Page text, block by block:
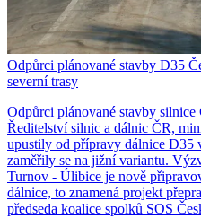
Odpůrci plánované stavby D35
severní trasy
Odpůrci plánované stavby
Ředitelství silnic a dálnic ČR,
upustily od přípravy dálnice D35
zaměřily se na jižní variantu.
Turnov - Úlibice je nově
dálnice, to znamená projekt
předseda koalice spolků SOS